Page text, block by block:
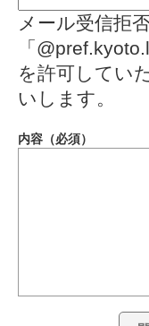
メール受信拒
「
を許可してい
いします。
内容（必須）